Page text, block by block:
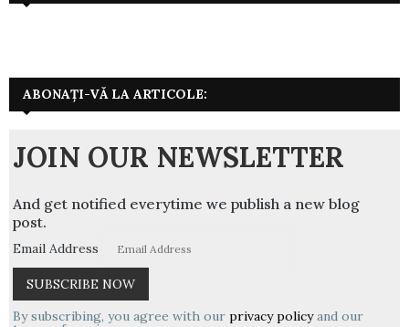
ABONAȚI-VĂ LA ARTICOLE:
JOIN OUR NEWSLETTER
And get notified everytime we publish a new blog
post.
Email Address
By subscribing, you agree with our privacy policyand our